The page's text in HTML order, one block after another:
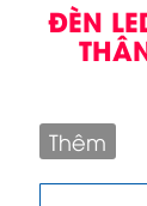
ĐÈN
Thêm